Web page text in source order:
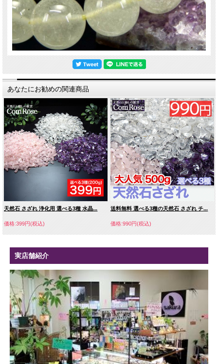
あなたにお勧めの関連商品
天然石 さざれ 浄化用 選べる3種 水晶...
価格:399円(税込)
送料無料 選べる3種の天然石 さざれ チ...
価格:990円(税込)
実店舗紹介